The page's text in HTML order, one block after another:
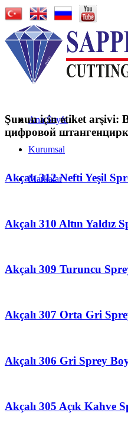
Ana Sayfa
Kurumsal
Markalar
Şunun için etiket arşivi:
цифровой
Akçalı 312 Nefti Yeşil
Akçalı 310 Altın Yaldız
Akçalı 309 Turuncu
Akçalı 307 Orta Gri
Akçalı 306 Gri Sprey
Akçalı 305 Açık Kahve